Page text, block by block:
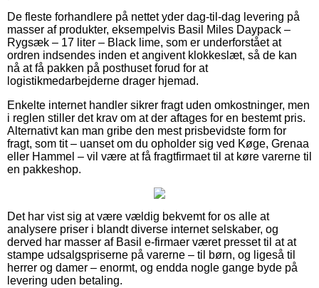
De fleste forhandlere på nettet yder dag-til-dag levering på
masser af produkter, eksempelvis Basil Miles Daypack –
Rygsæk – 17 liter – Black lime, som er underforstået at
ordren indsendes inden et angivent klokkeslæt, så de kan
nå at få pakken på posthuset forud for at
logistikmedarbejderne drager hjemad.
Enkelte internet handler sikrer fragt uden omkostninger, men
i reglen stiller det krav om at der aftages for en bestemt pris.
Alternativt kan man gribe den mest prisbevidste form for
fragt, som tit – uanset om du opholder sig ved Køge, Grenaa
eller Hammel – vil være at få fragtfirmaet til at køre varerne til
en pakkeshop.
Det har vist sig at være vældig bekvemt for os alle at
analysere priser i blandt diverse internet selskaber, og
derved har masser af Basil e-firmaer været presset til at at
stampe udsalgspriserne på varerne – til børn, og ligeså til
herrer og damer – enormt, og endda nogle gange byde på
levering uden betaling.